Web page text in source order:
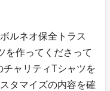
ルネオ保全トラス
を作ってくださって
チャリティTシャツを
タマイズの内容を確